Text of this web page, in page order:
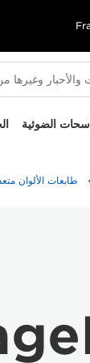
الضوئية
طابعات الألوان